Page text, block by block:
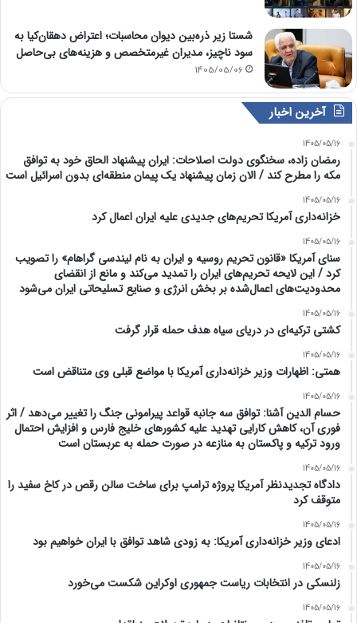
شستا زیر ذره‌بین دیوان محاسبات؛ اعتراض دهقان‌کیا به
سود ناچیز، مدیران غیرمتخصص و هزینه‌های بی‌حاصل
1405/05/06
آخرین اخبار
1405/05/16
رمضان زاده، سخنگوی دولت اصلاحات: ایران پیشنهاد الحاق خود به توافق
مکه را مطرح کند / الان زمان پیشنهاد یک پیمان منطقه‌ای بدون اسرائیل است
1405/05/16
خزانه‌داری آمریکا تحریم‌های جدیدی علیه ایران اعمال کرد
1405/05/16
سنای آمریکا «قانون تحریم روسیه و ایران به نام لیندسی گراهام» را تصویب
کرد / این لایحه تحریم‌های ایران را تمدید می‌کند و مانع از انقضای
محدودیت‌های اعمال‌شده بر بخش انرژی و صنایع تسلیحاتی ایران می‌شود
1405/05/16
کشتی ترکیه‌ای در دریای سیاه هدف حمله قرار گرفت
1405/05/16
همتی: اظهارات وزیر خزانه‌داری آمریکا با مواضع قبلی وی متناقض است
1405/05/16
حسام الدین آشنا: توافق سه جانبه قواعد پیرامونی جنگ را تغییر می‌دهد / اثر
فوری آن، کاهش کارایی تهدید علیه کشور‌های خلیج فارس و افزایش احتمال
ورود ترکیه و پاکستان به منازعه در صورت حمله به عربستان است
1405/05/16
دادگاه تجدیدنظر آمریکا پروژه ترامپ برای ساخت سالن رقص در کاخ سفید را
متوقف کرد
1405/05/16
ادعای وزیر خزانه‌داری آمریکا: به زودی شاهد توافق با ایران خواهیم بود
1405/05/16
زلنسکی در انتخابات ریاست جمهوری اوکراین شکست می‌خورد
1405/05/16